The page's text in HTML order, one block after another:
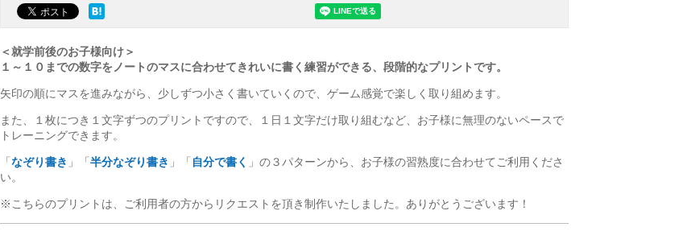
＜就学前後のお子様向け＞
１～１０までの数字をノートのマスに合わせてきれいに書く練習ができる、段階的なプリントです。
矢印の順にマスを進みながら、少しずつ小さく書いていくので、ゲーム感覚で楽しく取り組めます。
また、１枚につき１文字ずつのプリントですので、１日１文字だけ取り組むなど、お子様に無理のないペースで
トレーニングできます。
「 なぞり書き 」「 半分なぞり書き 」「 自分で書く 」の３パターンから、お子様の習熟度に合わせてご利用くださ
い。
※こちらのプリントは、ご利用者の方からリクエストを頂き制作いたしました。ありがとうございます！